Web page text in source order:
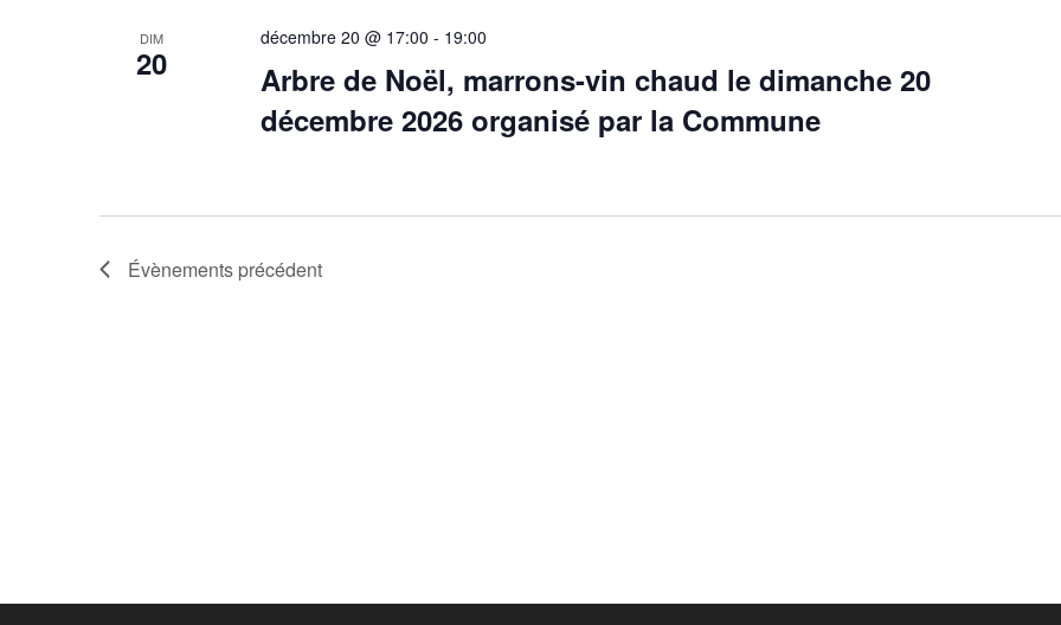
DIM
20
décembre 20 @ 17:00 - 19:00
Arbre de Noël, marrons-vin chaud le dimanche 20
décembre 2026 organisé par la Commune
Évènements précédent